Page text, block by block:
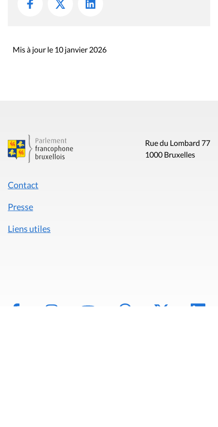
Mis à jour le 10 janvier 2026
Rue du Lombard 77
1000 Bruxelles
Contact
Presse
Liens utiles